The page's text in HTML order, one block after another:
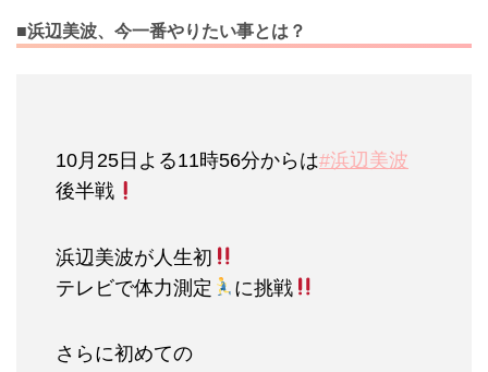
■浜辺美波、今一番やりたい事とは？
10月25日よる11時56分からは#浜辺美波
後半戦
浜辺美波が人生初
テレビで体力測定
に挑戦
さらに初めての